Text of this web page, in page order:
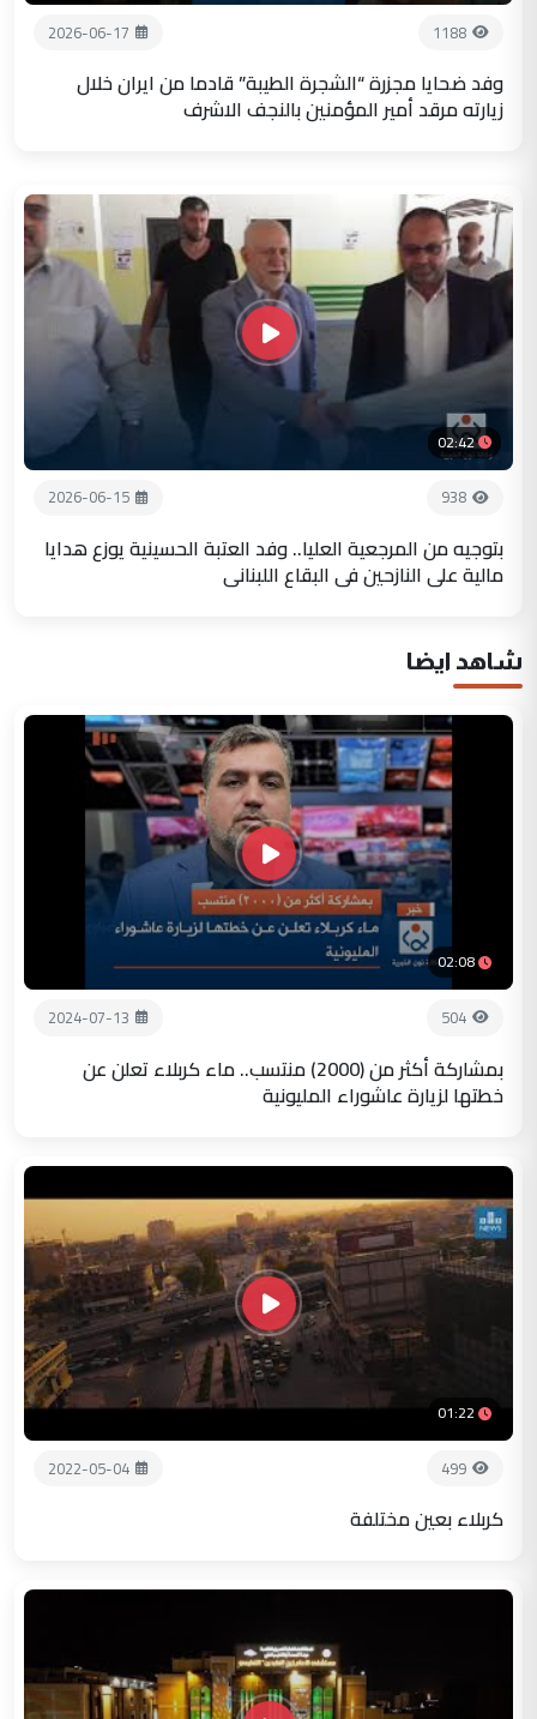
1188
2026-06-17
وفد ضحايا مجزرة “الشجرة الطيبة” قادما من ايران خلال
زيارته مرقد أمير المؤمنين بالنجف الاشرف
02:42
938
2026-06-15
بتوجيه من المرجعية العليا.. وفد العتبة الحسينية يوزع هدايا
مالية على النازحين في البقاع اللبناني
شاهد ايضا
02:08
504
2024-07-13
بمشاركة أكثر من (2000) منتسب.. ماء كربلاء تعلن عن
خطتها لزيارة عاشوراء المليونية
01:22
499
2022-05-04
كربلاء بعين مختلفة